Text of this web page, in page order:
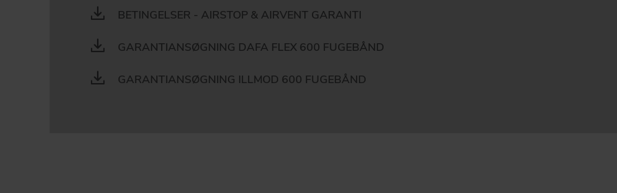
BETINGELSER - AIRSTOP & AIRVENT GARANTI
GARANTIANSØGNING DAFA FLEX 600 FUGEBÅND
GARANTIANSØGNING ILLMOD 600 FUGEBÅND